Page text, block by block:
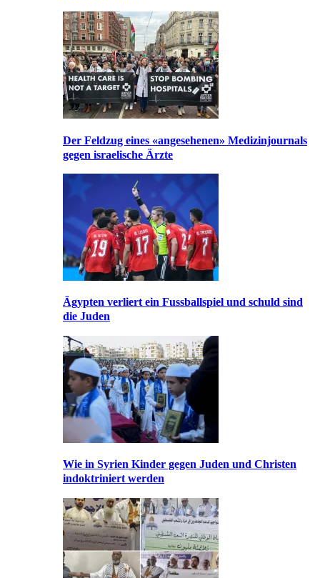
Der Feldzug eines «angesehenen» Medizinjournals
gegen israelische Ärzte
Ägypten verliert ein Fussballspiel und schuld sind
die Juden
Wie in Syrien Kinder gegen Juden und Christen
indoktriniert werden